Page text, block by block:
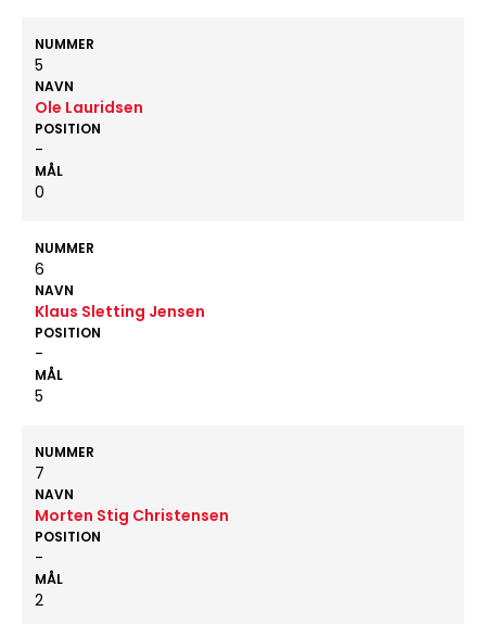
NUMMER
5
NAVN
Ole Lauridsen
POSITION
-
MÅL
0
NUMMER
6
NAVN
Klaus Sletting Jensen
POSITION
-
MÅL
5
NUMMER
7
NAVN
Morten Stig Christensen
POSITION
-
MÅL
2